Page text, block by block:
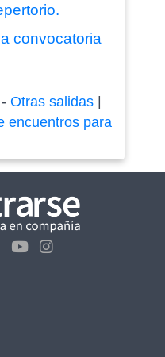
convocatoria
Otras salidas|
encuentros para